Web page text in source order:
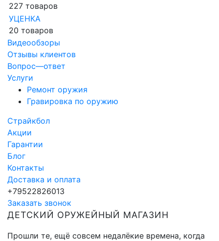
227 товаров
УЦЕНКА
20 товаров
Видеообзоры
Отзывы клиентов
Вопрос—ответ
Услуги
Ремонт оружия
Гравировка по оружию
Страйкбол
Акции
Гарантии
Блог
Контакты
Доставка и оплата
+79522826013
Заказать звонок
ДЕТСКИЙ ОРУЖЕЙНЫЙ МАГАЗИН
Прошли те, ещё совсем недалёкие времена, когда